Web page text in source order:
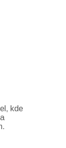
kde